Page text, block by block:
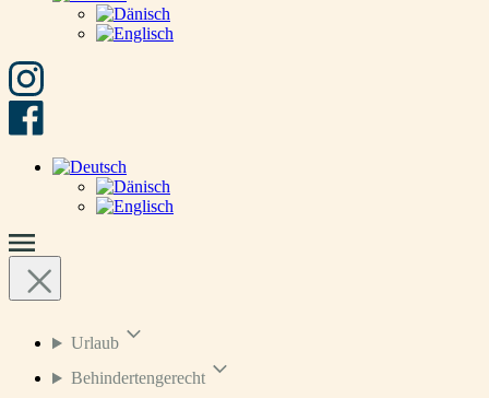
Urlaub
Behindertengerecht